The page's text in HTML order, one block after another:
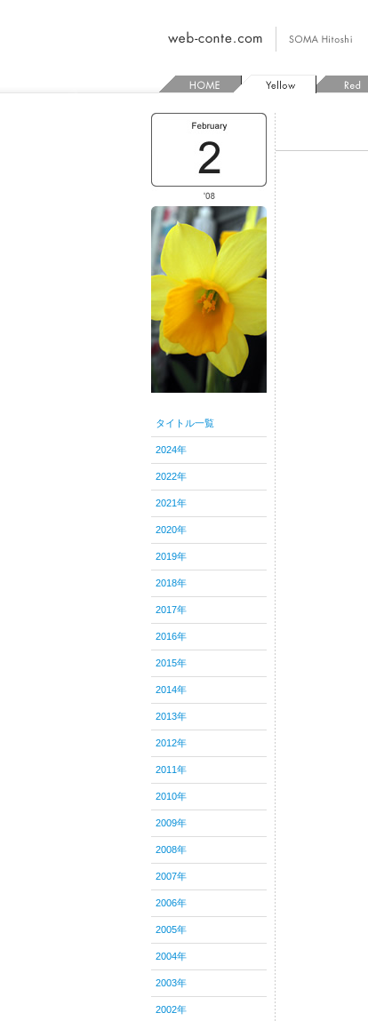
タイトル一覧
2024年
2022年
2021年
2020年
2019年
2018年
2017年
2016年
2015年
2014年
2013年
2012年
2011年
2010年
2009年
2008年
2007年
2006年
2005年
2004年
2003年
2002年